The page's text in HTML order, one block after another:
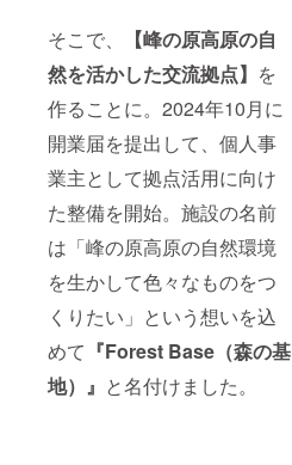
そこで、
【峰の原高原の自
然を活かした交流拠点】 を
作ることに。2024年10月に
開業届を提出して、個人事
業主として拠点活用に向け
た整備を開始。施設の名前
は「峰の原高原の自然環境
を生かして色々なものをつ
くりたい」という想いを込
めて 『Forest Base（森の基
地） 』 と名付けました。